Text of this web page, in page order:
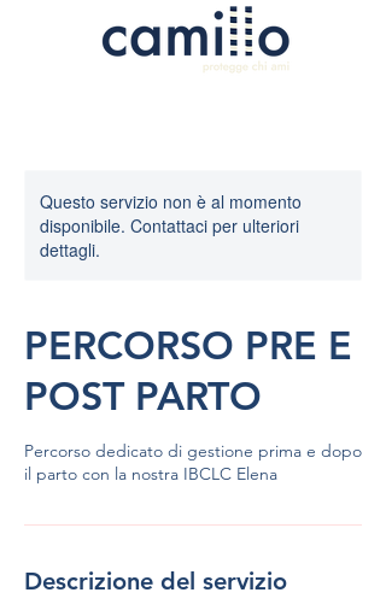
Questo servizio non è al momento
disponibile. Contattaci per ulteriori
dettagli.
PERCORSO PRE E
POST PARTO
Percorso dedicato di gestione prima e dopo
il parto con la nostra IBCLC Elena
Descrizione del servizio